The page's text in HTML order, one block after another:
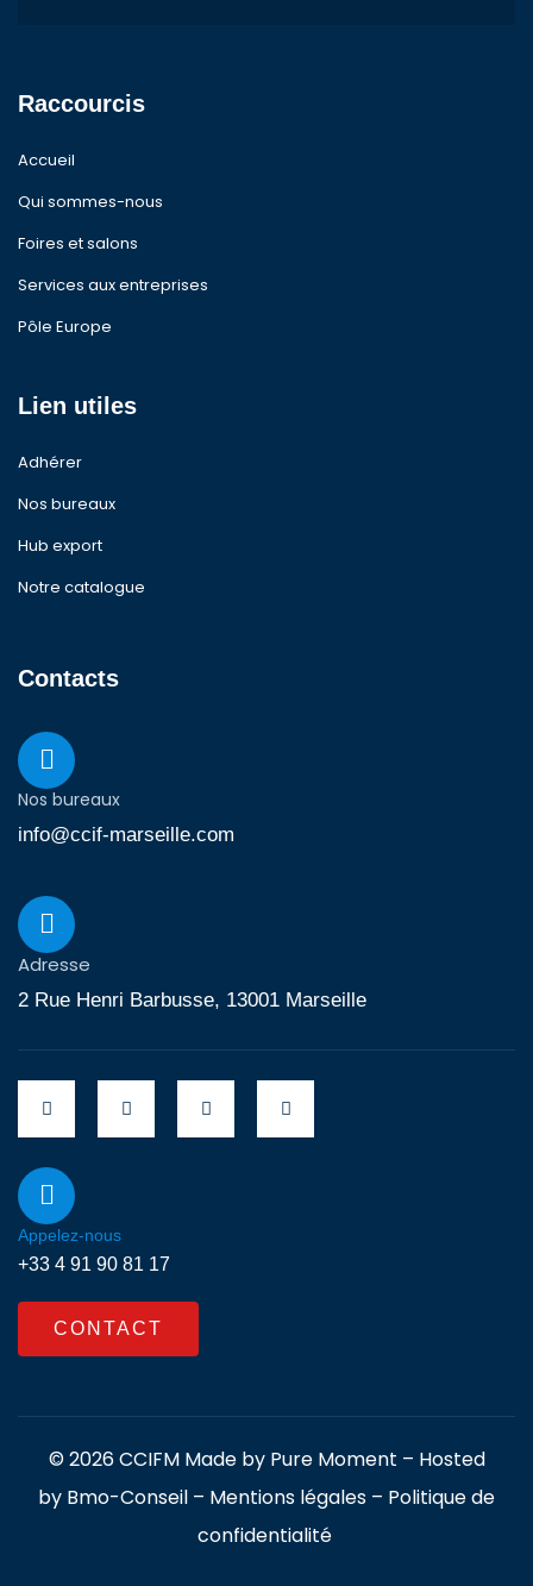
Raccourcis
Accueil
Qui sommes-nous
Foires et salons
Services aux entreprises
Pôle Europe
Lien utiles
Adhérer
Nos bureaux
Hub export
Notre catalogue
Contacts
Nos bureaux
info@ccif-marseille.com
Adresse
2 Rue Henri Barbusse, 13001 Marseille
Appelez-nous
+33 4 91 90 81 17
CONTACT
© 2026 CCIFM Made by Pure Moment – Hosted
by Bmo-Conseil – Mentions légales – Politique de
confidentialité